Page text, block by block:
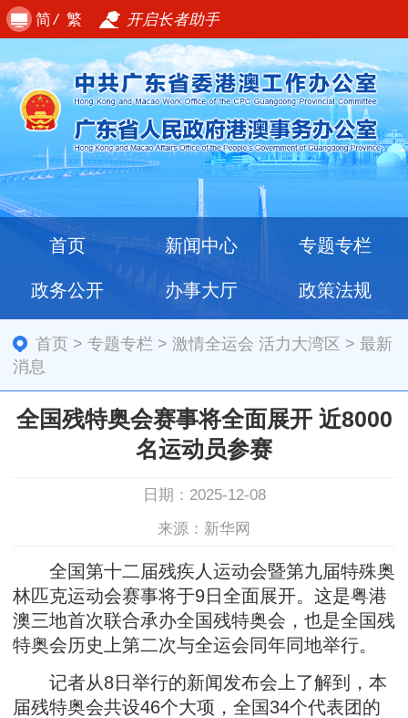
简/ 繁 开启长者助手
首页 新闻中心 专题专栏
政务公开 办事大厅 政策法规
首页 >专题专栏 >激情全运会 活力大湾区 >最新
消息
全国残特奥会赛事将全面展开 近8000
名运动员参赛
日期：2025-12-08
来源：新华网
全国第十二届残疾人运动会暨第九届特殊奥
林匹克运动会赛事将于9日全面展开。这是粤港
澳三地首次联合承办全国残特奥会，也是全国残
特奥会历史上第二次与全运会同年同地举行。
记者从8日举行的新闻发布会上了解到，本
届残特奥会共设46个大项，全国34个代表团的